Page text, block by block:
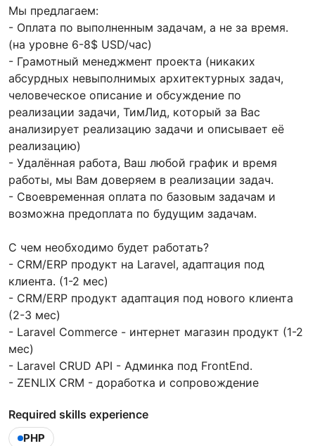
Мы предлагаем:
- Оплата по выполненным задачам, а не за время.
(на уровне 6-8$ USD/час)
- Грамотный менеджмент проекта (никаких
абсурдных невыполнимых архитектурных задач,
человеческое описание и обсуждение по
реализации задачи, ТимЛид, который за Вас
анализирует реализацию задачи и описывает её
реализацию)
- Удалённая работа, Ваш любой график и время
работы, мы Вам доверяем в реализации задач.
- Своевременная оплата по базовым задачам и
возможна предоплата по будущим задачам.
С чем необходимо будет работать?
- CRM/ERP продукт на Laravel, адаптация под
клиента. (1-2 мес)
- CRM/ERP продукт адаптация под нового клиента
(2-3 мес)
- Laravel Commerce - интернет магазин продукт (1-2
мес)
- Laravel CRUD API - Админка под FrontEnd.
- ZENLIX CRM - доработка и сопровождение
Required skills experience
PHP